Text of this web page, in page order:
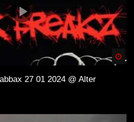
27 01 2024 @ Alter